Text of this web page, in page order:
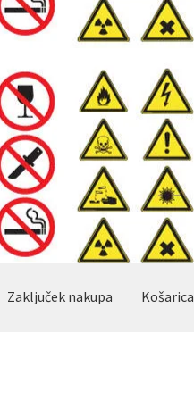
Zaključek nakupa Košarica